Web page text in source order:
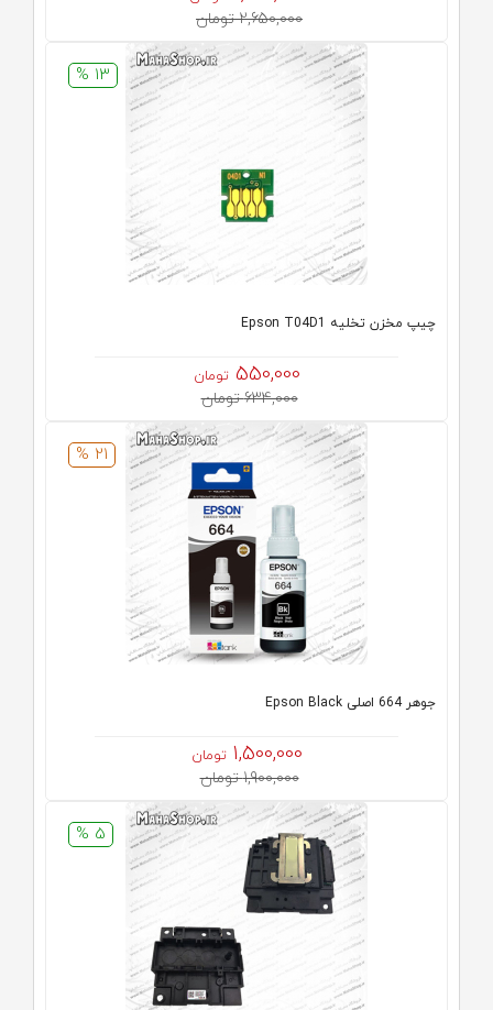
2,650,000 تومان
13 %
چیپ مخزن تخلیه Epson T04D1
550,000 تومان
634,000 تومان
21 %
جوهر 664 اصلی Epson Black
1,500,000 تومان
1,900,000 تومان
5 %